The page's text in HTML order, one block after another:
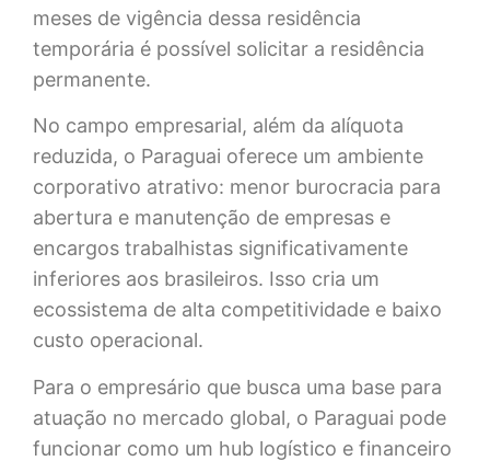
meses de vigência dessa residência
temporária é possível solicitar a residência
permanente.
No campo empresarial, além da alíquota
reduzida, o Paraguai oferece um ambiente
corporativo atrativo: menor burocracia para
abertura e manutenção de empresas e
encargos trabalhistas significativamente
inferiores aos brasileiros. Isso cria um
ecossistema de alta competitividade e baixo
custo operacional.
Para o empresário que busca uma base para
atuação no mercado global, o Paraguai pode
funcionar como um hub logístico e financeiro